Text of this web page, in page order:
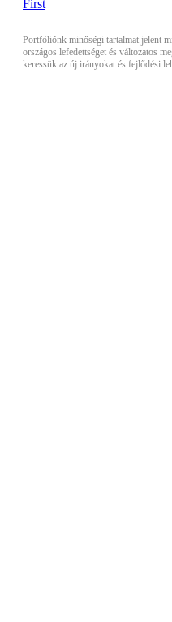
Portfóliónk minőségi tartalmat jelent
országos lefedettséget és változatos
keressük az új irányokat és fejlődési